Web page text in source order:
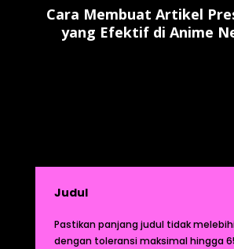
Cara Membuat Artikel
yang Efektif di Anime
Judul
Pastikan panjang judul tidak
dengan toleransi maksimal hingga